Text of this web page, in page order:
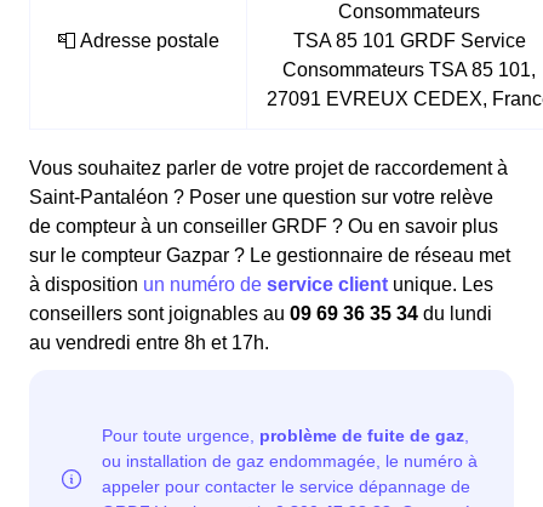
📮 Adresse postale
Consommateurs
TSA 85 101 GRDF Service
Consommateurs TSA 85 101,
27091 EVREUX CEDEX,
Vous souhaitez parler de votre projet de raccordement à
Saint-Pantaléon ? Poser une question sur votre relève
de compteur à un conseiller GRDF ? Ou en savoir plus
sur le compteur Gazpar ? Le gestionnaire de réseau met
à disposition un numéro de service client unique. Les
conseillers sont joignables au 09 69 36 35 34 du lundi
au vendredi entre 8h et 17h.